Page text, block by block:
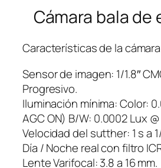
Cámara bala de
Características de la
Sensor de imagen: 1/1.8″
Progresivo.
Iluminación mínima: Color:
AGC ON) B/W: 0.0002 Lux @
Velocidad del sutther: 1 s a
Día / Noche real con filtro
Lente Varifocal: 3.8 a 16 mm.